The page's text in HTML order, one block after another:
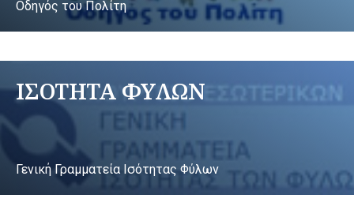
Οδηγός του Πολίτη
ΙΣΟΤΗΤΑ ΦΥΛΩΝ
Γενική Γραμματεία Ισότητας Φύλων